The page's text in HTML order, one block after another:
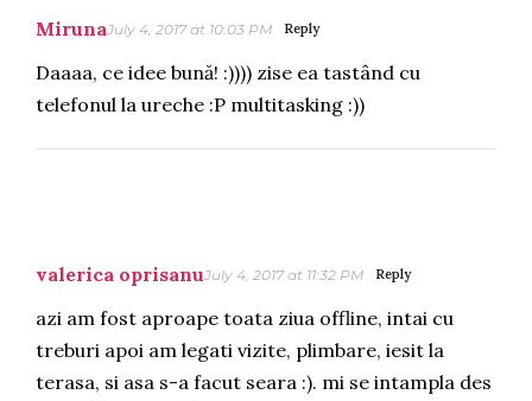
MirunaJuly 4, 2017 at 10:03 PM Reply
Daaaa, ce idee bună! :)))) zise ea tastând cu
telefonul la ureche :P multitasking :))
valerica oprisanuJuly 4, 2017 at 11:32 PM Reply
azi am fost aproape toata ziua offline, intai cu
treburi apoi am legati vizite, plimbare, iesit la
terasa, si asa s-a facut seara :). mi se intampla des